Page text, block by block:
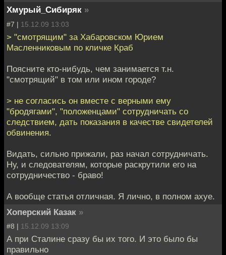
Хмурый_Сибиряк »
#7 | 15.12.09 13:03
> "смотрящим" за Хабаровском Юрием
Масленниковым по кличке Краб
Поясните кто-нибудь, чем занимается т.н.
"смотрящий" в том или ином городе?
> не согласись он вместе с верными ему
"бродягами", "положенцами" сотрудничать со
следствием, дать показания в качестве свидетелей
обвинения.
Видать, сильно прижали, раз начал сотрудничать.
Ну, и следователям, которые раскрутили его на
сотрудничество - браво!
А вообще статья отличная. Я лично, в полном ахуе.
Хоперский Казак »
#8 | 15.12.09 13:09
А при Сталине сразу бы их того. И это было бы
правильно